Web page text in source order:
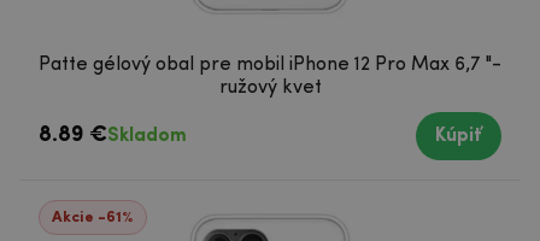
Patte gélový obal pre mobil iPhone 12 Pro Max 6,7 "-
ružový kvet
8.89 €Skladom Kúpiť
Akcie -61%